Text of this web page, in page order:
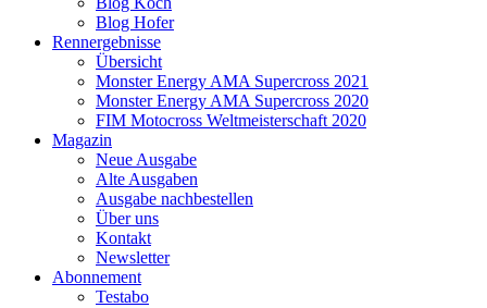
Blog Hofer
Rennergebnisse
Übersicht
Monster Energy AMA Supercross 2021
Monster Energy AMA Supercross 2020
FIM Motocross Weltmeisterschaft 2020
Magazin
Neue Ausgabe
Alte Ausgaben
Ausgabe nachbestellen
Über uns
Kontakt
Newsletter
Abonnement
Testabo